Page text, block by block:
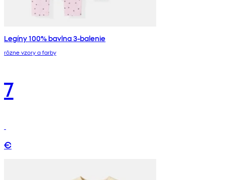
Legíny 100% bavlna 3-balenie
rôzne vzory a farby
7
€